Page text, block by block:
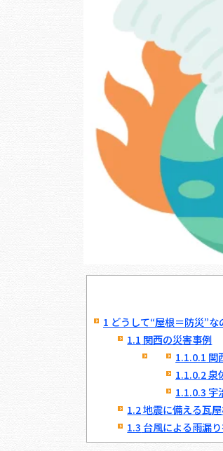
1 どうして“屋根＝防災”な
1.1 関西の災害事例
1.1.0.1 関
1.1.0.2泉
1.1.0.3 宇
1.2地震に備える瓦
1.3 台風による雨漏